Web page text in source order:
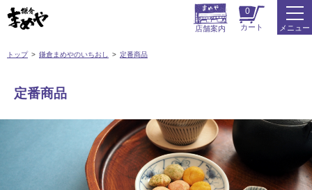
店舗案内
0
カート メニュー
トップ 鎌倉まめやのいちおし 定番商品
定番商品